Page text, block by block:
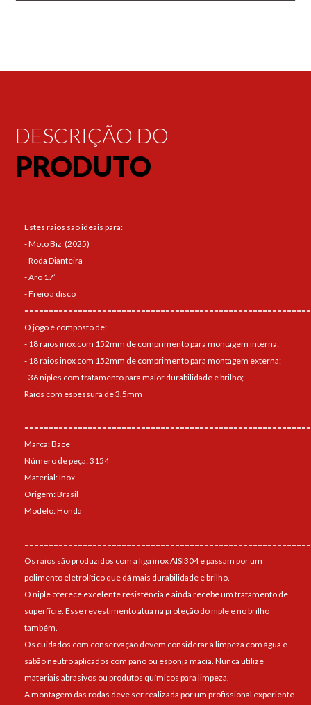
DESCRIÇÃO DO
PRODUTO
Estes raios são ideais para:
- Moto Biz (2025)
- Roda Dianteira
- Aro 17’
- Freio a disco
O jogo é composto de:
- 18 raios inox com 152mm de comprimento para montagem interna;
- 18 raios inox com 152mm de comprimento para montagem externa;
- 36 niples com tratamento para maior durabilidade e brilho;
Raios com espessura de 3,5mm
Marca: Bace
Número de peça: 3154
Material: Inox
Origem: Brasil
Modelo: Honda
Os raios são produzidos com a liga inox AISI304 e passam por um
polimento eletrolítico que dá mais durabilidade e brilho.
O niple oferece excelente resistência e ainda recebe um tratamento de
superfície. Esse revestimento atua na proteção do niple e no brilho
também.
Os cuidados com conservação devem considerar a limpeza com água e
sabão neutro aplicados com pano ou esponja macia. Nunca utilize
materiais abrasivos ou produtos químicos para limpeza.
A montagem das rodas deve ser realizada por um profissional experiente